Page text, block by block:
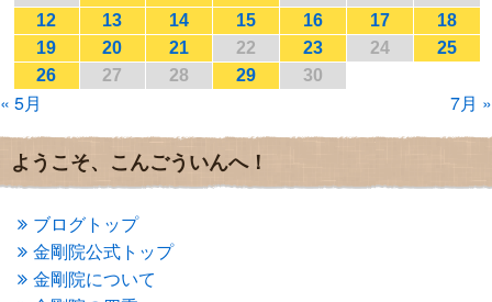
2017年2月(1)
2017年1月(2)
2016年12月(4)
2016年11月
2016年10月
2016年8月
2016年7月
(3)
2016年5月(3)
2016年4月
(4)
2016年3月 (4)
2016年2月 (5)
12
13 14 15 16 17
18
19
20 21 22 23 24
25
26
27 28 29 30
« 5月 7月 »
ようこそ、こんごういんへ！
ブログトップ
金剛院公式トップ
金剛院について